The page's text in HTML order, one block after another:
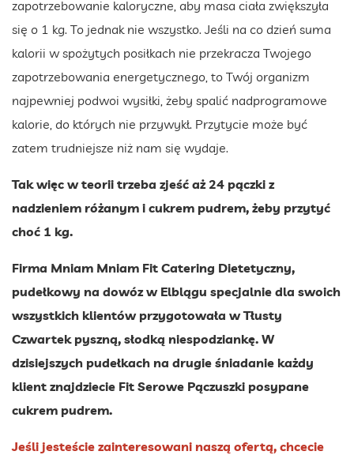
zapotrzebowanie kaloryczne, aby masa ciała zwiększyła
się o 1 kg. To jednak nie wszystko. Jeśli na co dzień suma
kalorii w spożytych posiłkach nie przekracza Twojego
zapotrzebowania energetycznego, to Twój organizm
najpewniej podwoi wysiłki, żeby spalić nadprogramowe
kalorie, do których nie przywykł. Przytycie może być
zatem trudniejsze niż nam się wydaje.
Tak więc w teorii trzeba zjeść aż 24 pączki z
nadzieniem różanym i cukrem pudrem, żeby przytyć
choć 1 kg.
Firma Mniam Mniam Fit Catering Dietetyczny,
pudełkowy na dowóz w Elblągu specjalnie dla swoich
wszystkich klientów przygotowała w Tłusty
Czwartek pyszną, słodką niespodziankę. W
dzisiejszych pudełkach na drugie śniadanie każdy
klient znajdziecie Fit Serowe Pączuszki posypane
cukrem pudrem.
Jeśli jesteście zainteresowani naszą ofertą, chcecie